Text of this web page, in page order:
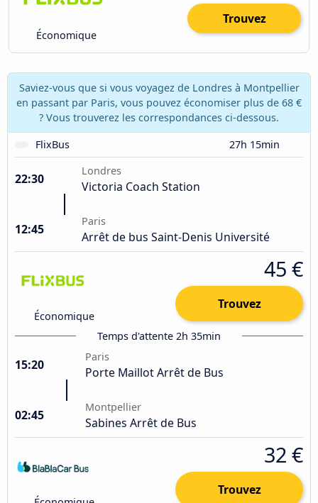
Économique
Trouvez
Saviez-vous que si vous voyagez de Londres à Montpellier
en passant par Paris, vous pouvez économiser plus de 68 €
? Vous trouverez les correspondances ci-dessous.
FlixBus
27h 15min
22:30
Londres
Victoria Coach Station
12:45
Paris
Arrêt de bus Saint-Denis Université
Économique
45 €
Trouvez
Temps d'attente 2h 35min
15:20
Paris
Porte Maillot Arrêt de Bus
02:45
Montpellier
Sabines Arrêt de Bus
32 €
Trouvez